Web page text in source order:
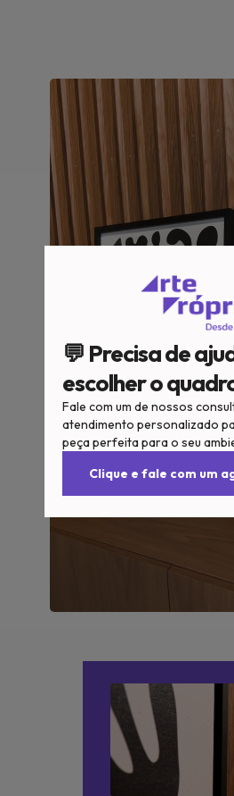
💬 Precisa de
escolher o
Fale com um de nossos
atendimento personalizado
peça perfeita para o seu
Clique e fale com um